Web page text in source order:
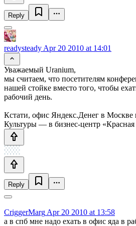
Reply
readysteady Apr 20 2010 at 14:01
Уважаемый Uranium,
мы считаем, что посетителям
нашей стойке вместо того, чтобы
рабочий день.
Кстати, офис Яндекс.Денег в Москве
Культуры — в бизнес-центр «Красная
Reply
CriggerMarg Apr 20 2010 at 13:58
а в спб мне надо ехать в офис яда в